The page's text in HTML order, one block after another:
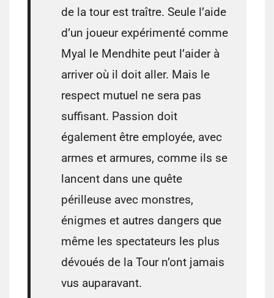
de la tour est traître. Seule l’aide
d’un joueur expérimenté comme
Myal le Mendhite peut l’aider à
arriver où il doit aller. Mais le
respect mutuel ne sera pas
suffisant. Passion doit
également être employée, avec
armes et armures, comme ils se
lancent dans une quête
périlleuse avec monstres,
énigmes et autres dangers que
même les spectateurs les plus
dévoués de la Tour n’ont jamais
vus auparavant.